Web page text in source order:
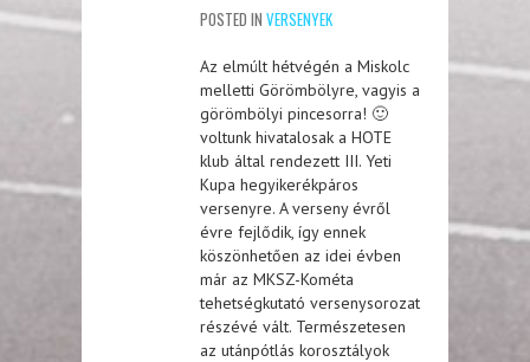
POSTED IN VERSENYEK
Az elmúlt hétvégén a Miskolc
melletti Görömbölyre, vagyis a
görömbölyi pincesorra! 🙂
voltunk hivatalosak a HOTE
klub által rendezett III. Yeti
Kupa hegyikerékpáros
versenyre. A verseny évről
évre fejlődik, így ennek
köszönhetően az idei évben
már az MKSZ-Kométa
tehetségkutató versenysorozat
részévé vált. Természetesen
az utánpótlás korosztályok